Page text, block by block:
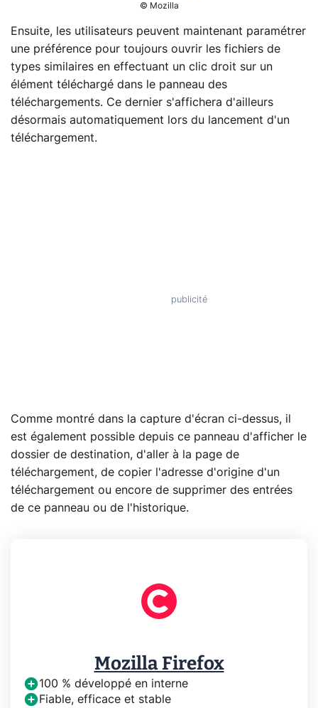
© Mozilla
Ensuite, les utilisateurs peuvent maintenant paramétrer
une préférence pour toujours ouvrir les fichiers de
types similaires en effectuant un clic droit sur un
élément téléchargé dans le panneau des
téléchargements. Ce dernier s'affichera d'ailleurs
désormais automatiquement lors du lancement d'un
téléchargement.
Comme montré dans la capture d'écran ci-dessus, il
est également possible depuis ce panneau d'afficher le
dossier de destination, d'aller à la page de
téléchargement, de copier l'adresse d'origine d'un
téléchargement ou encore de supprimer des entrées
de ce panneau ou de l'historique.
Mozilla Firefox
100 % développé en interne
Fiable, efficace et stable